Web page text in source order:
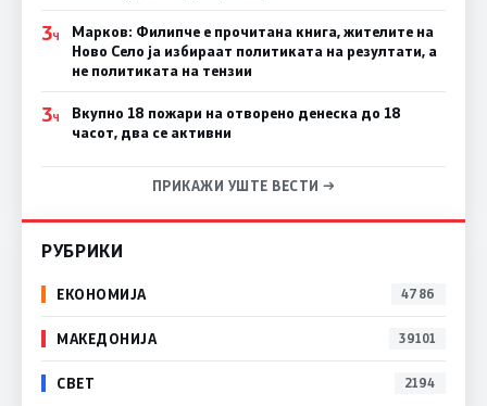
3Ч
Марков: Филипче е прочитана книга, жителите на
Ново Село ја избираат политиката на резултати, а
не политиката на тензии
3Ч
Вкупно 18 пожари на отворено денеска до 18
часот, два се активни
ПРИКАЖИ УШТЕ ВЕСТИ →
РУБРИКИ
ЕКОНОМИЈА 4786
МАКЕДОНИЈА 39101
СВЕТ 2194